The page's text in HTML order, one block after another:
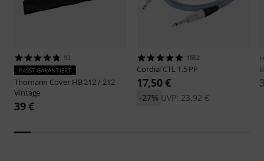
93
PASST GARANTIERT
Thomann Cover HB 212 / 212
Vintage
39 €
1552
Cordial CTL 1.5 PP
17,50 €
UVP: 23,92 €
-27%